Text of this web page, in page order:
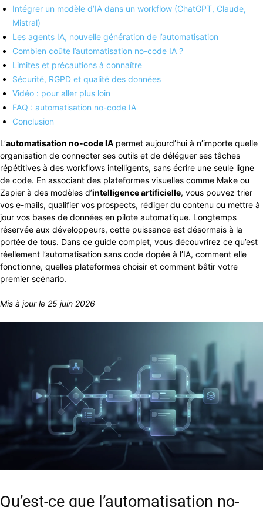
Intégrer un modèle d’IA dans un workflow (ChatGPT, Claude,
Mistral)
Les agents IA, nouvelle génération de l’automatisation
Combien coûte l’automatisation no-code IA ?
Limites et précautions à connaître
Sécurité, RGPD et qualité des données
Vidéo : pour aller plus loin
FAQ : automatisation no-code IA
Conclusion
L’automatisation no-code IA permet aujourd’hui à n’importe quelle
organisation de connecter ses outils et de déléguer ses tâches
répétitives à des workflows intelligents, sans écrire une seule ligne
de code. En associant des plateformes visuelles comme Make ou
Zapier à des modèles d’intelligence artificielle, vous pouvez trier
vos e-mails, qualifier vos prospects, rédiger du contenu ou mettre à
jour vos bases de données en pilote automatique. Longtemps
réservée aux développeurs, cette puissance est désormais à la
portée de tous. Dans ce guide complet, vous découvrirez ce qu’est
réellement l’automatisation sans code dopée à l’IA, comment elle
fonctionne, quelles plateformes choisir et comment bâtir votre
premier scénario.
Mis à jour le 25 juin 2026
Qu’est-ce que l’automatisation no-